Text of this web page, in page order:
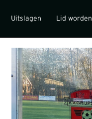
Uitslagen Lid worden